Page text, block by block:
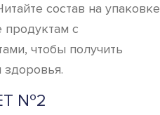
состав на упаковке
продуктам с
чтобы получить
№2